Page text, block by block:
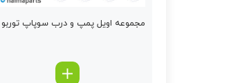
مجموعه اویل پمپ و درب سوپاپ توربو S7